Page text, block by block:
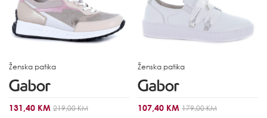
Ženska patika
131,40 KM 219,00 KM
Ženska patika
107,40 KM 179,00 KM